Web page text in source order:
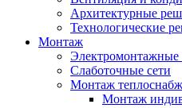
Архитектурные
Технологические
Монтаж
Электромонтажные
Слаботочные сети
Монтаж
Монтаж